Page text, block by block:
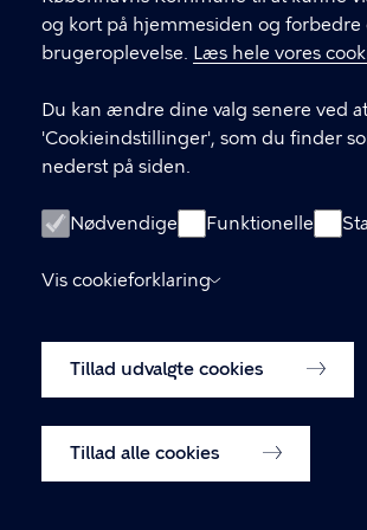
og kort på hjemmesiden og forbedre
brugeroplevelse. Læs hele vores
Du kan ændre dine valg senere ved
'Cookieindstillinger', som du finder
nederst på siden.
Nødvendige Funktionelle
Vis cookieforklaring
Tillad udvalgte cookies
Tillad alle cookies
Københavns Rådhus 3. sal, 1550
LINKS
Tidligere kommuneplaner
Lokalplaner
Blivhørt.dk
Cookiepolitik
Cookieindstillinger